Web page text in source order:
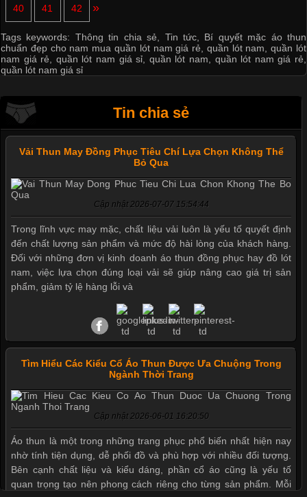
40 41 42 »
Tags keywords: Thông tin chia sẻ Tin tức, Bí quyết mặc áo thun
chuẩn đẹp cho nam mua quần lót nam giá rẻ
quần lót nam ,quần lót
nam giá rẻ
quần lót nam giá sỉ quần lót nam quần lót nam giá rẻ
quần lót nam giá sỉ
Tin chia sẻ
Vải Thun May Đồng Phục Tiêu Chí Lựa Chọn Không Thể
Bỏ Qua
Cập nhật 2026-07-07 15:54:44
Trong lĩnh vực may mặc, chất liệu vải luôn là yếu tố quyết định
đến chất lượng sản phẩm và mức độ hài lòng của khách hàng.
Đối với những đơn vị kinh doanh áo thun đồng phục hay đồ lót
nam, việc lựa chọn đúng loại vải sẽ giúp nâng cao giá trị sản
phẩm, giảm tỷ lệ hàng lỗi và
Tìm Hiểu Các Kiểu Cổ Áo Thun Được Ưa Chuộng Trong
Ngành Thời Trang
Cập nhật 2026-06-01 16:20:50
Áo thun là một trong những trang phục phổ biến nhất hiện nay
nhờ tính tiện dụng, dễ phối đồ và phù hợp với nhiều đối tượng.
Bên cạnh chất liệu và kiểu dáng, phần cổ áo cũng là yếu tố
quan trọng tạo nên phong cách riêng cho từng sản phẩm. Mỗi